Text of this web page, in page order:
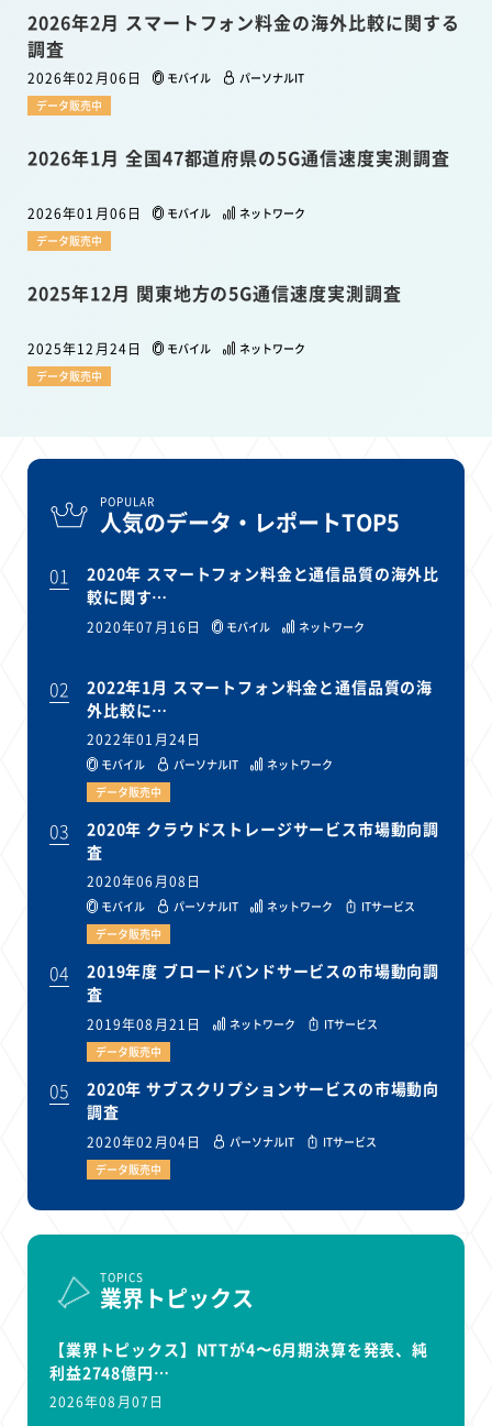
2026年2月 スマートフォン料金の海外比較に関する
調査
2026年02月06日 モバイル
パーソナルIT
データ販売中
2026年1月 全国47都道府県の5G通信速度実測調査
2026年01月06日 モバイル
ネットワーク
データ販売中
2025年12月 関東地方の5G通信速度実測調査
2025年12月24日 モバイル
ネットワーク
データ販売中
POPULAR
人気のデータ・レポートTOP5
01
2020年 スマートフォン料金と通信品質の海外比
較に関す…
2020年07月16日 モバイル ネットワーク
02
2022年1月 スマートフォン料金と通信品質の海
外比較に…
2022年01月24日
モバイル パーソナルIT
ネットワーク
データ販売中
03
2020年 クラウドストレージサービス市場動向調
査
2020年06月08日
モバイル パーソナルIT ネットワーク
ITサービス
データ販売中
04
2019年度 ブロードバンドサービスの市場動向調
査
2019年08月21日 ネットワーク
ITサービス
データ販売中
05
2020年 サブスクリプションサービスの市場動向
調査
2020年02月04日 パーソナルIT
ITサービス
データ販売中
TOPICS
業界トピックス
【業界トピックス】NTTが4〜6月期決算を発表、純
利益2748億円…
2026年08月07日